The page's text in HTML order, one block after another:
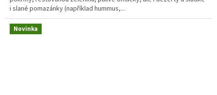
i slané pomazánky (například hummus,...
Novinka